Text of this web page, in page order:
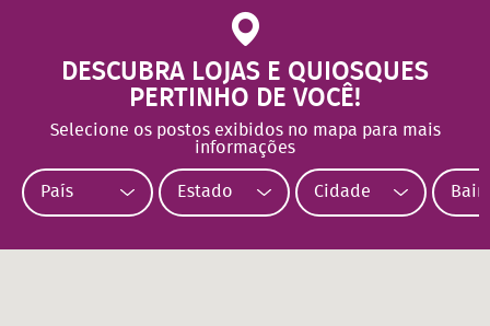
DESCUBRA LOJAS E QUIOSQUES
PERTINHO DE VOCÊ!
Selecione os postos exibidos no mapa para mais
informações